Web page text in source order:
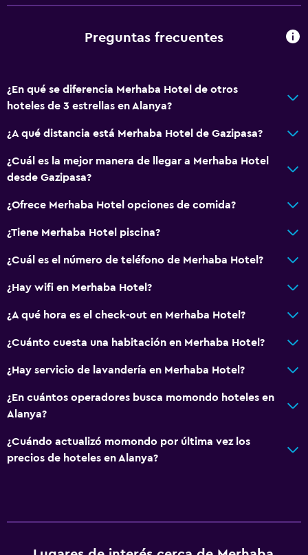
Preguntas frecuentes
¿En qué se diferencia Merhaba Hotel de otros
hoteles de 3 estrellas en Alanya?
¿A qué distancia está Merhaba Hotel de Gazipasa?
¿Cuál es la mejor manera de llegar a Merhaba Hotel
desde Gazipasa?
¿Ofrece Merhaba Hotel opciones de comida?
¿Tiene Merhaba Hotel piscina?
¿Cuál es el número de teléfono de Merhaba Hotel?
¿Hay wifi en Merhaba Hotel?
¿A qué hora es el check-out en Merhaba Hotel?
¿Cuánto cuesta una habitación en Merhaba Hotel?
¿Hay servicio de lavandería en Merhaba Hotel?
¿En cuántos operadores busca momondo hoteles en
Alanya?
¿Cuándo actualizó momondo por última vez los
precios de hoteles en Alanya?